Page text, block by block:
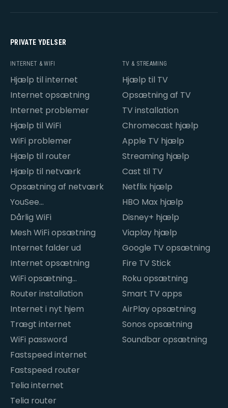
PRIVATE YDELSER
INTERNET & WIFI
Hjælp til internet
Internet opsætning
Internet problemer
Hjælp til WiFi
WiFi problemer
Hjælp til router
Hjælp til netværk
Opsætning af netværk
YouSee
internetproblemer
Dårlig WiFi
Mesh WiFi opsætning
Internet falder ud
Internet opsætning
WiFi opsætning
hjemme
Router installation
Internet i nyt hjem
Trægt internet
WiFi password
Fastspeed internet
Fastspeed router
Telia internet
Telia router
TV & STREAMING
Hjælp til TV
Opsætning af TV
TV installation
Chromecast hjælp
Apple TV hjælp
Streaming hjælp
Cast til TV
Netflix hjælp
HBO Max hjælp
Disney+ hjælp
Viaplay hjælp
Google TV opsætning
Fire TV Stick
Roku opsætning
Smart TV apps
AirPlay opsætning
Sonos opsætning
Soundbar opsætning